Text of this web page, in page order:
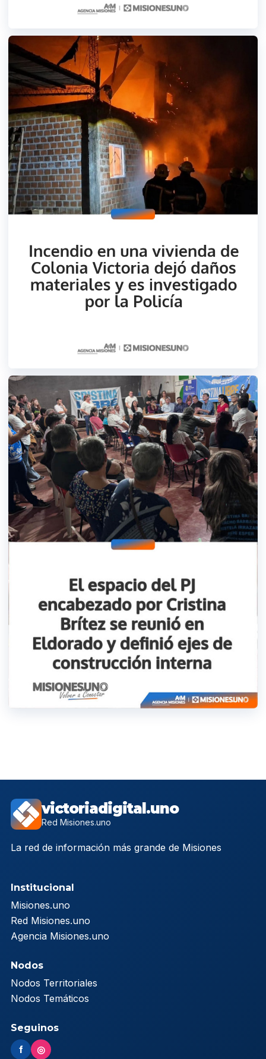
victoriadigital.uno
Red Misiones.uno
La red de información más grande de Misiones
Institucional
Misiones.uno
Red Misiones.uno
Agencia Misiones.uno
Nodos
Nodos Territoriales
Nodos Temáticos
Seguinos
f ◎